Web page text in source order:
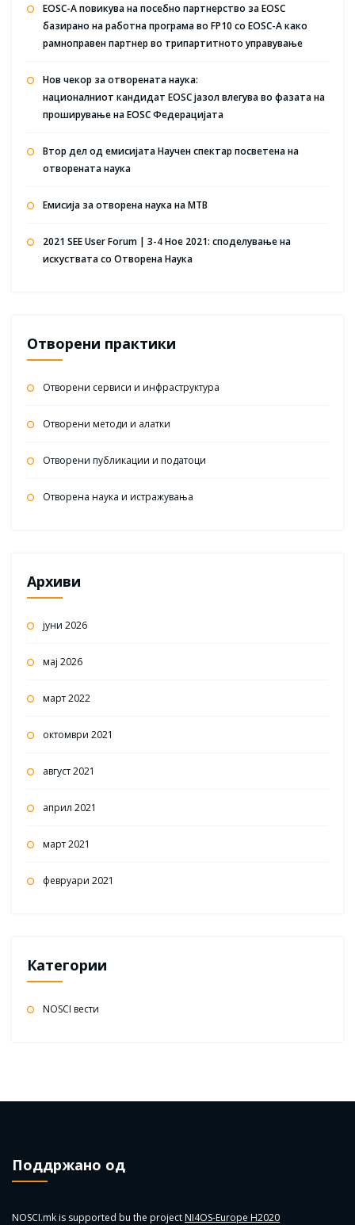
EOSC-A повикува на посебно партнерство за EOSC
базирано на работна програма во FP10 со EOSC-A како
рамноправен партнер во трипартитното управување
Нов чекор за отворената наука:
националниот кандидат EOSC јазол влегува во фазата на
проширување на EOSC Федерацијата
Втор дел од емисијата Научен спектар посветена на
отворената наука
Емисија за отворена наука на МТВ
2021 SEE User Forum | 3-4 Ное 2021: споделување на
искуствата со Отворена Наука
Отворени практики
Отворени сервиси и инфраструктура
Отворени методи и алатки
Отворени публикации и податоци
Отворена наука и истражувања
Архиви
јуни 2026
мај 2026
март 2022
октомври 2021
август 2021
април 2021
март 2021
февруари 2021
Категории
NOSCI вести
Поддржано од
NOSCI.mk is supported bu the project NI4OS-Europe H2020